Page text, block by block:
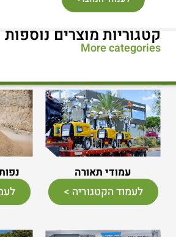
קטגוריות מוצרים נוספות
More categories
עמודי תאורה
לעמוד הקטגוריה >
נפות